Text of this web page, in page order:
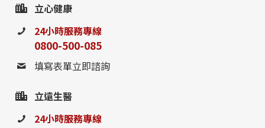
立心健康
24小時服務專線
0800-500-085
填寫表單立即諮詢
立遠生醫
24小時服務專線